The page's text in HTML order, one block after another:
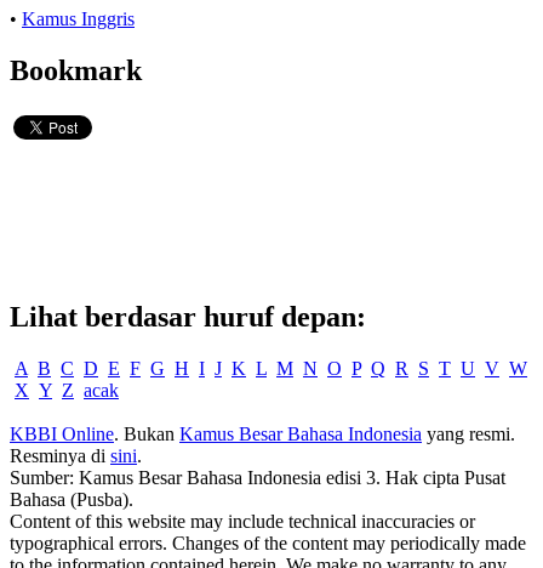
• Kamus Inggris
Bookmark
Lihat berdasar huruf depan:
A B C D E F G H I J K L M N O P Q R S T U V W
X Y Z acak
KBBI Online. Bukan Kamus Besar Bahasa Indonesia yang resmi.
Resminya di sini.
Sumber: Kamus Besar Bahasa Indonesia edisi 3. Hak cipta Pusat
Bahasa (Pusba).
Content of this website may include technical inaccuracies or
typographical errors. Changes of the content may periodically made